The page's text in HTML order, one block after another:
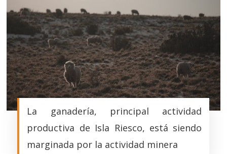
La ganadería, principal actividad
productiva de Isla Riesco, está siendo
marginada por la actividad minera